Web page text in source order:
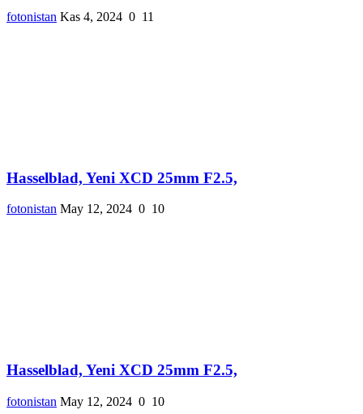
fotonistan Kas 4, 2024 0 11
Hasselblad, Yeni XCD 25mm F2.5,
fotonistan May 12, 2024 0 10
Hasselblad, Yeni XCD 25mm F2.5,
fotonistan May 12, 2024 0 10